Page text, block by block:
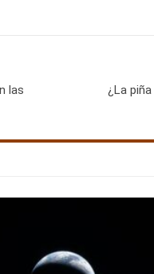
las
¿La